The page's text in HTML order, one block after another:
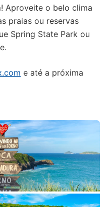
Aproveite o belo clima
praias ou reservas
Spring State Park ou
e até a próxima